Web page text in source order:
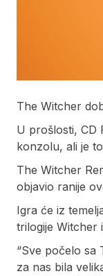
The Witcher
U prošlosti, CD
konzolu, ali je
The Witcher
objavio ranije
Igra će iz
trilogije Witcher
“Sve počelo sa
za nas bila